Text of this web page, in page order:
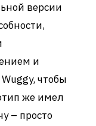
версии
и
чтобы
же имел
– просто